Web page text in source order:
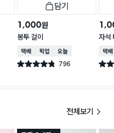
담기
1,000원
봉투 걸이
택배배송매장픽업오늘배송
별점 4.8점 796
건 작성
자석
형
택배
별점
전체보기